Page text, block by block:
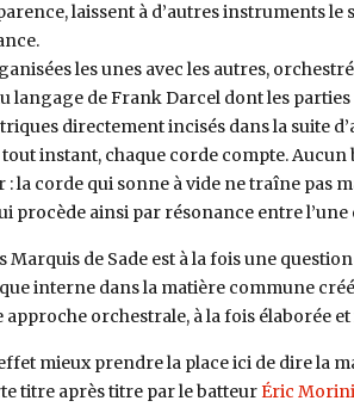
laissent à d’autres instruments le
les unes avec les autres,
langage de Frank Darcel dont les
directement incisés dans la suite
tout instant, chaque corde compte.
la corde qui sonne à vide ne traîne pas
procède ainsi par résonance entre l’une
de Sade est à la fois une
interne dans la matière commune
orchestrale, à la fois élaborée
mieux prendre la place ici de dire la
titre après titre par le batteurÉric